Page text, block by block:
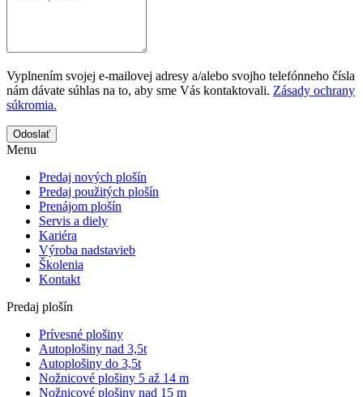
Vyplnením svojej e-mailovej adresy a/alebo svojho telefónneho čísla
nám dávate súhlas na to, aby sme Vás kontaktovali. Zásady ochrany
súkromia.
Odoslať
Menu
Predaj nových plošín
Predaj použitých plošín
Prenájom plošín
Servis a diely
Kariéra
Výroba nadstavieb
Školenia
Kontakt
Predaj plošín
Prívesné plošiny
Autoplošiny nad 3,5t
Autoplošiny do 3,5t
Nožnicové plošiny 5 až 14 m
Nožnicové plošiny nad 15 m